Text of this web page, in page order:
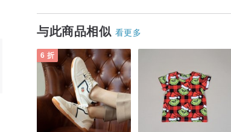
与此商品相似 看更多
6 折